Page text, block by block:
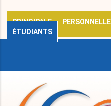
PRINCIPALE
PERSONNELLE
ÉTUDIANTS